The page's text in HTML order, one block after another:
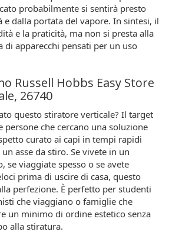
probabilmente si sentirà presto
e dalla portata del vapore. In sintesi, il
e la praticità, ma non si presta alla
di apparecchi pensati per un uso
Russell Hobbs Easy Store
26740
questo stiratore verticale? Il target
persone che cercano una soluzione
curato ai capi in tempi rapidi
asse da stiro. Se vivete in un
se viaggiate spesso o se avete
prima di uscire di casa, questo
perfezione. È perfetto per studenti
che viaggiano o famiglie che
un minimo di ordine estetico senza
alla stiratura.